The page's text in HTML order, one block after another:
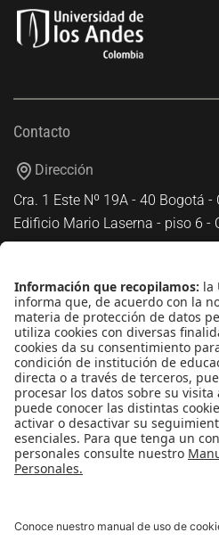
Contacto
Dirección
Cra. 1 Este Nº 19A - 40 Bogotá -
Edificio Mario Laserna - piso 6 -
+(571) 339 49 49 - Ext. 4830
Enlaces de interés
Línea de Transparencia
Protección de datos Personales
Transparencia y Acceso a
Universidad de los Andes |